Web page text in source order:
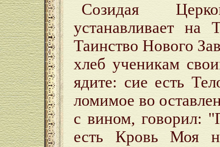
Созидая
устанавливает на
Таинство Нового
хлеб ученикам
ядите: cиe есть
ломимое во
с вином, говорил:
есть Кровь Моя